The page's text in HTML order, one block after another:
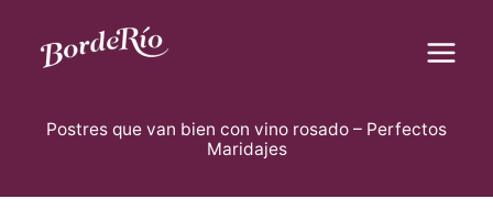
contenido
Postres que van bien con vino rosado – Perfectos
Maridajes